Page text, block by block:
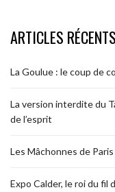
ARTICLES RÉCENTS
La Goulue : le coup de
La version interdite du
de l’esprit
Les Mâchonnes de
Expo Calder, le roi du fil